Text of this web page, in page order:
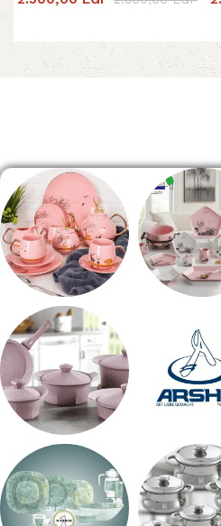
شاي بالجاتوه
حلل جرانيت